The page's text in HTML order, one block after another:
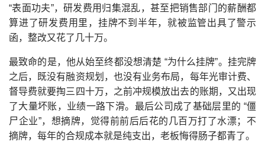
“表面功夫”，研发费用归集混乱，甚至把销售部门的薪酬都
算进了研发费用里，挂牌不到半年，就被监管出具了警示
函，整改又花了几十万。
最致命的是，他从始至终都没想清楚 “为什么挂牌”。挂完牌
之后，既没有融资规划，也没有业务布局，每年光审计费、
督导费就要掏三四十万，之前冲规模放出去的账期，又出现
了大量坏账，业绩一路下滑。最后公司成了基础层里的 “僵
尸企业”，想摘牌，觉得前前后后花的几百万打了水漂；不
摘牌，每年的合规成本就是纯支出，老板悔得肠子都青了。